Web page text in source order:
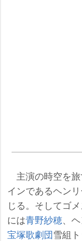
主演の時空を
インであるヘン
じる。そしてゴメ
には青野紗穂、
宝塚歌劇団雪組